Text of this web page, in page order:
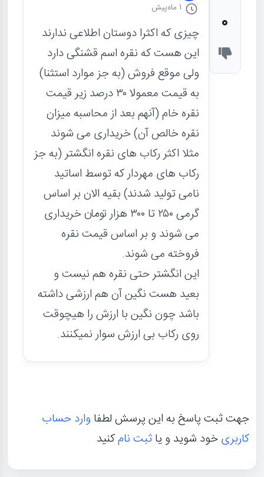
0
1 ماه پیش
چیزی که اکثرا دوستان اطلاعی ندارند
این هست که نقره اسم قشنگی دارد
ولی موقع فروش (به جز موارد استثنا)
به قیمت معمولا ۳۰ درصد زیر قیمت
نقره خام (آنهم بعد از محاسبه میزان
نقره خالص آن) خریداری می شوند
مثلا اکثر رکاب های نقره انگشتر (به جز
رکاب های مهردار که توسط اساتید
نامی تولید شدند) بقیه الان بر اساس
گرمی ۲۵۰ تا ۳۰۰ هزار تومان خریداری
می شوند و بر اساس قیمت نقره
فروخته می شوند.
این انگشتر حتی نقره هم نیست و
بعید هست نگین آن هم ارزشی داشته
باشد چون نگین با ارزش را هیچوقت
روی رکاب بی ارزش سوار نمیکنند.
جهت ثبت پاسخ به این پرسش لطفا وارد حساب
کاربریخود شوید و یاثبت نامکنید